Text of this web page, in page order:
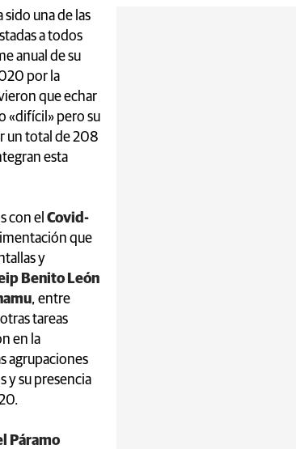
sido una de las
a todos
anual de su
por la
que echar
«difícil» pero su
un total de 208
esta
con el Covid-
que
y
Benito León
, entre
tareas
en la
agrupaciones
y su presencia
Páramo